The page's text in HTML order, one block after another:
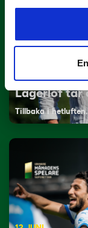
29 JUNI
Lagerlöf tar
Tillbaka i